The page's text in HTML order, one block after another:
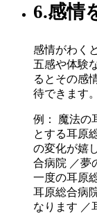
6.感情
感情がわく
五感や体験
るとその感
待できます。
例： 魔法の
とする耳原
の変化が嬉
合病院 ／夢
一度の耳原
耳原総合病
なります ／